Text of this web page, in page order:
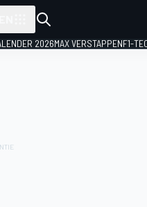
2026MAX VERSTAPPENF1-